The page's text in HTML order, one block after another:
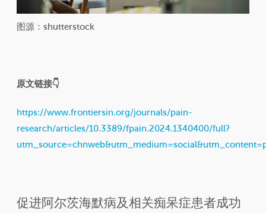
图源：shutterstock
原文链接👇
https://www.frontiersin.org/journals/pain-
research/articles/10.3389/fpain.2024.1340400/full?
促进阿尔茨海默病及相关痴呆症患者成功